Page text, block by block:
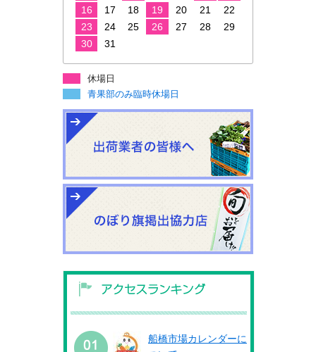
16
17 18 19 20 21
22
23
24 25 26 27 28
29
30
31
休場日
青果部のみ臨時休場日
船橋市場カレンダーに